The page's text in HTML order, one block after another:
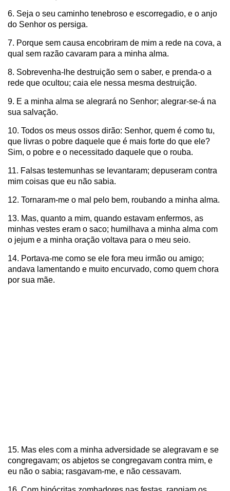
6. Seja o seu caminho tenebroso e escorregadio, e o anjo
do Senhor os persiga.
7. Porque sem causa encobriram de mim a rede na cova, a
qual sem razão cavaram para a minha alma.
8. Sobrevenha-lhe destruição sem o saber, e prenda-o a
rede que ocultou; caia ele nessa mesma destruição.
9. E a minha alma se alegrará no Senhor; alegrar-se-á na
sua salvação.
10. Todos os meus ossos dirão: Senhor, quem é como tu,
que livras o pobre daquele que é mais forte do que ele?
Sim, o pobre e o necessitado daquele que o rouba.
11. Falsas testemunhas se levantaram; depuseram contra
mim coisas que eu não sabia.
12. Tornaram-me o mal pelo bem, roubando a minha alma.
13. Mas, quanto a mim, quando estavam enfermos, as
minhas vestes eram o saco; humilhava a minha alma com
o jejum e a minha oração voltava para o meu seio.
14. Portava-me como se ele fora meu irmão ou amigo;
andava lamentando e muito encurvado, como quem chora
por sua mãe.
15. Mas eles com a minha adversidade se alegravam e se
congregavam; os abjetos se congregavam contra mim, e
eu não o sabia; rasgavam-me, e não cessavam.